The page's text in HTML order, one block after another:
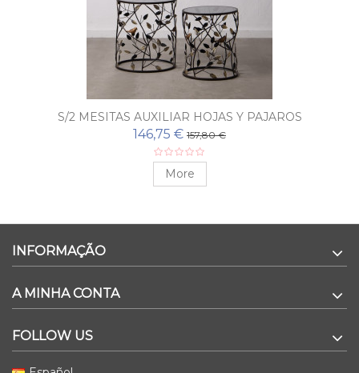
S/2 MESITAS AUXILIAR HOJAS Y PAJAROS
146,75 € 157,80 €
More
INFORMAÇÃO
A MINHA CONTA
FOLLOW US